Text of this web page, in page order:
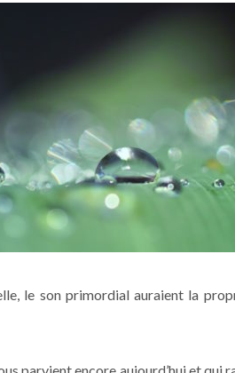
le son primordial auraient la